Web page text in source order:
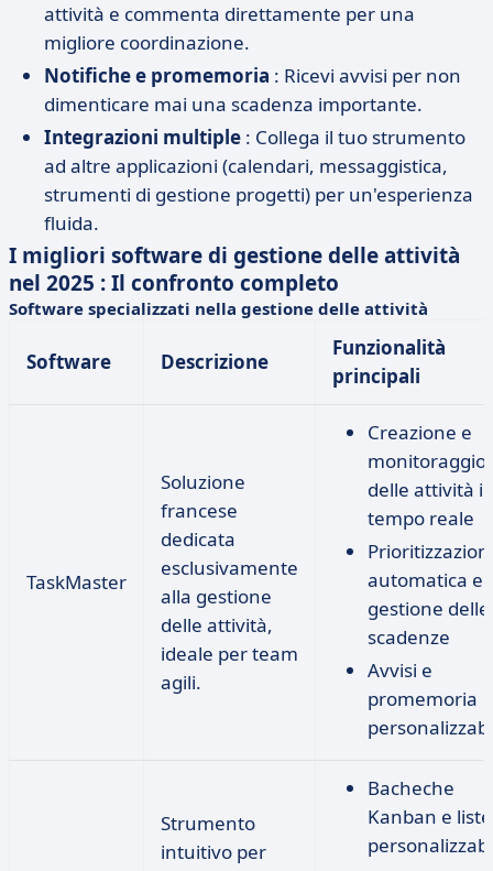
attività e commenta direttamente per una
migliore coordinazione.
Notifiche e promemoria : Ricevi avvisi per non
dimenticare mai una scadenza importante.
Integrazioni multiple : Collega il tuo strumento
ad altre applicazioni (calendari, messaggistica,
strumenti di gestione progetti) per un'esperienza
fluida.
I migliori software di gestione delle attività
nel 2025 : Il confronto completo
Software specializzati nella gestione delle attività
Software Descrizione
Funzionalità
principali
TaskMaster
Soluzione
francese
dedicata
esclusivamente
alla gestione
delle attività,
ideale per team
agili.
Creazione e
monitoraggio
delle attività
tempo reale
automatica e
gestione delle
scadenze
Avvisi e
promemoria
Strumento
intuitivo per
Bacheche
Kanban e liste